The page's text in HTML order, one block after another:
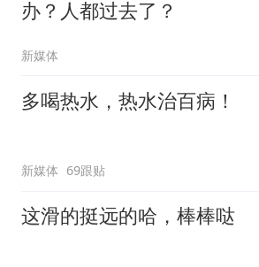
办？人都过去了？
新媒体
多喝热水，热水治百病！
新媒体 69跟贴
这滑的挺远的哈，棒棒哒